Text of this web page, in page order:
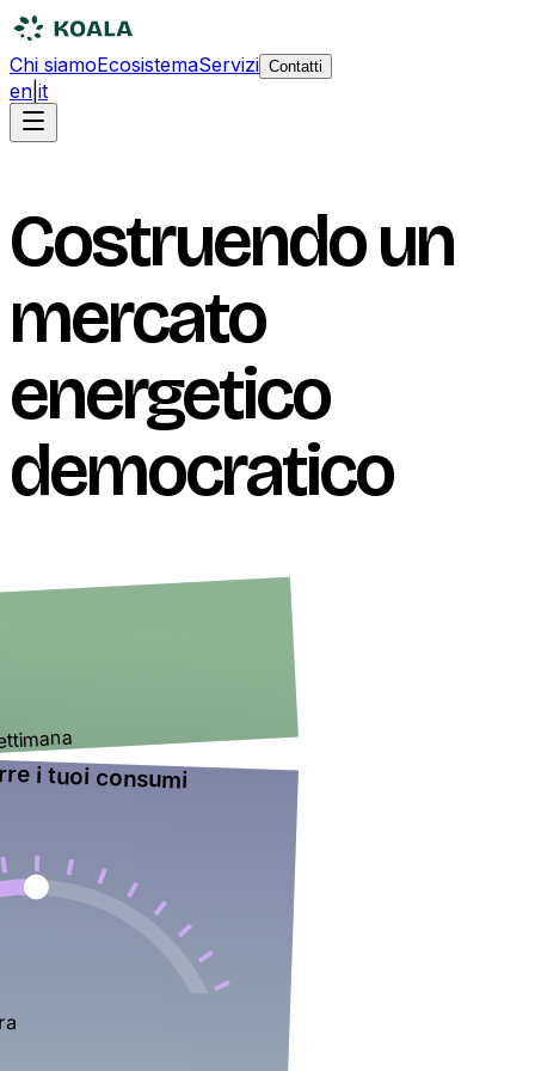
Chi siamoEcosistemaServizi Contatti
en it
Costruendo un
mercato
energetico
democratico
i tuoi consumi